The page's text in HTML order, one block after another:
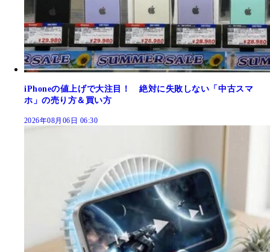
iPhoneの値上げで大注目！ 絶対に失敗しない「中古スマ
ホ」の売り方＆買い方
2026年08月06日 06:30